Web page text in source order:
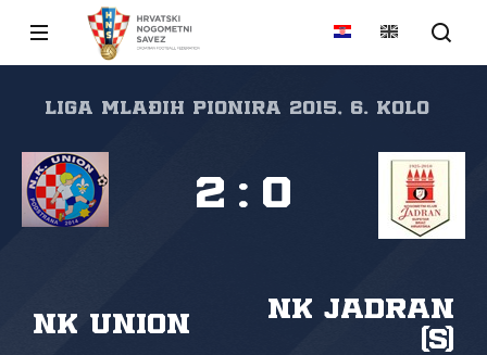
LIGA MLAĐIH PIONIRA 2015, 6. kolo
NK Union
NK Jadran
(S)
2 : 0